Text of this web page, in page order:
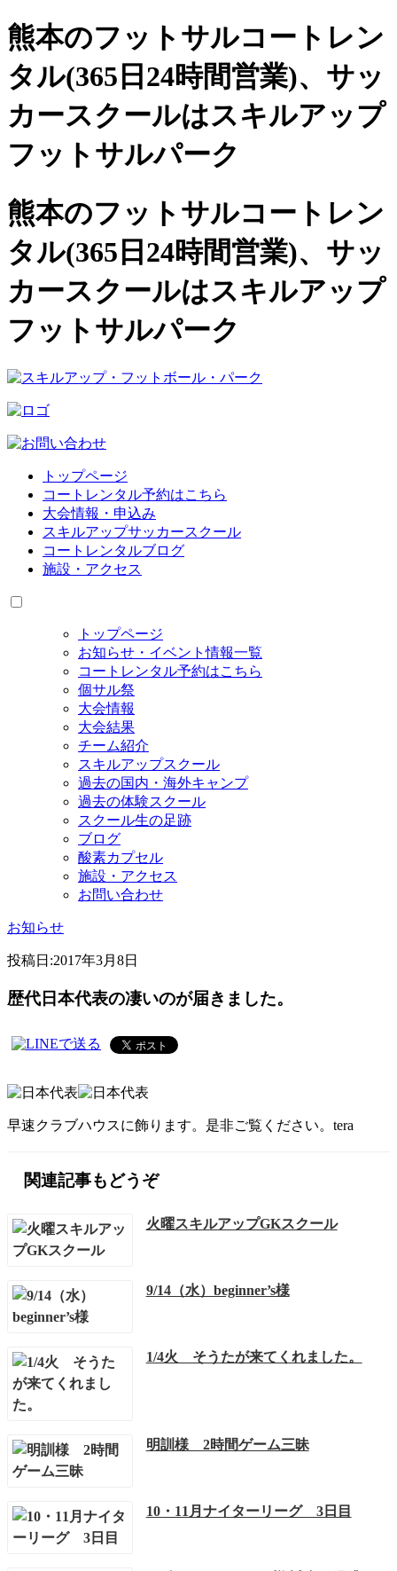
熊本のフットサルコートレン
タル(365日24時間営業)、 サッ
カースクールはスキルアップ
フットサルパーク
熊本のフットサルコートレン
タル(365日24時間営業)、サッ
カースクールはスキルアップ
フットサルパーク
トップページ
コートレンタル予約はこちら
大会情報・申込み
スキルアップサッカースクール
コートレンタルブログ
施設・アクセス
トップページ
お知らせ・イベント情報一覧
コートレンタル予約はこちら
個サル祭
大会情報
大会結果
チーム紹介
スキルアップスクール
過去の国内・海外キャンプ
過去の体験スクール
スクール生の足跡
ブログ
酸素カプセル
施設・アクセス
お問い合わせ
お知らせ
投稿日:2017年3月8日
歴代日本代表の凄いのが届きました。
早速クラブハウスに飾ります。是非ご覧ください。tera
関連記事もどうぞ
火曜スキルアップGKスクール
9/14（水）beginner’s様
1/4火 そうたが来てくれました。
明訓様 2時間ゲーム三昧
10・11月ナイターリーグ 3日目